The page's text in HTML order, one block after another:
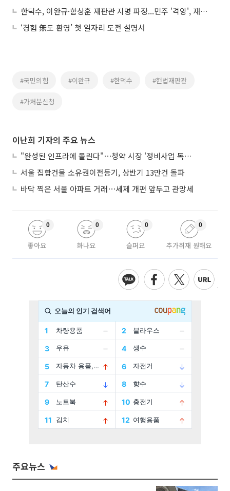
한덕수, 이완규·함상훈 재판관 지명 파장...민주 '격앙', 재탄핵 카드 꺼내나
‘경험 無도 환영’ 첫 일자리 도전 설명서
#국민의힘 #이완규 #한덕수 #헌법재판관
#가처분신청
이난희 기자의 주요 뉴스
"완성된 인프라에 몰린다"⋯청약 시장 '정비사업 독주' 42배 격차
서울 집합건물 소유권이전등기, 상반기 13만건 돌파
바닥 찍은 서울 아파트 거래⋯세제 개편 앞두고 관망세
좋아요
0
화나요
0
슬퍼요
0
추가취재 원해요
0
주요뉴스